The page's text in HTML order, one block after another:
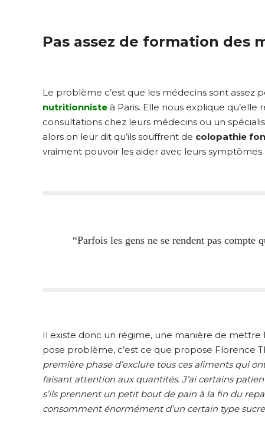
Pas assez de formation des
Le problème c’est que les médecins sont assez
nutritionniste à Paris. Elle nous explique
consultations chez leurs médecins ou un
alors on leur dit qu’ils souffrent de colopathie
vraiment pouvoir les aider avec leurs symptômes.
“Parfois les gens ne se rendent pas compte
Il existe donc un régime, une manière de
pose problème, c’est ce que propose Florence
première phase d’exclure tous ces aliments qui
faisant attention aux quantités. J’ai certains
s’ils prennent un petit bout de pain à la fin du
consomment énormément d’un certain type